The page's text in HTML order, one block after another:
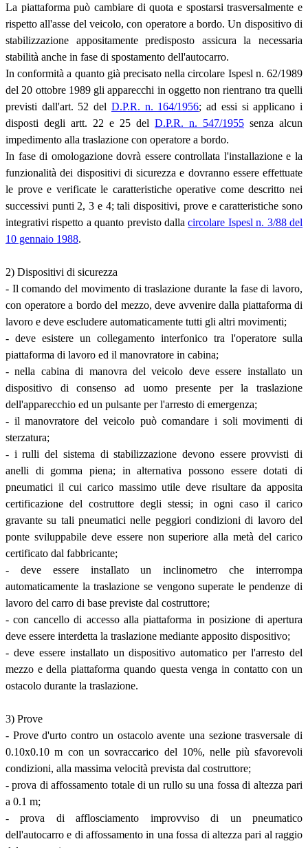
La piattaforma può cambiare di quota e spostarsi trasversalmente e
rispetto all'asse del veicolo, con operatore a bordo. Un dispositivo di
stabilizzazione appositamente predisposto assicura la necessaria
stabilità anche in fase di spostamento dell'autocarro.
In conformità a quanto già precisato nella circolare Ispesl n. 62/1989
del 20 ottobre 1989 gli apparecchi in oggetto non rientrano tra quelli
previsti dall'art. 52 del D.P.R. n. 164/1956; ad essi si applicano i
disposti degli artt. 22 e 25 del D.P.R. n. 547/1955 senza alcun
impedimento alla traslazione con operatore a bordo.
In fase di omologazione dovrà essere controllata l'installazione e la
funzionalità dei dispositivi di sicurezza e dovranno essere effettuate
le prove e verificate le caratteristiche operative come descritto nei
successivi punti 2, 3 e 4; tali dispositivi, prove e caratteristiche sono
integrativi rispetto a quanto previsto dallacircolare Ispesl n. 3/88 del
10 gennaio 1988.
2) Dispositivi di sicurezza
- Il comando del movimento di traslazione durante la fase di lavoro,
con operatore a bordo del mezzo, deve avvenire dalla piattaforma di
lavoro e deve escludere automaticamente tutti gli altri movimenti;
- deve esistere un collegamento interfonico tra l'operatore sulla
piattaforma di lavoro ed il manovratore in cabina;
- nella cabina di manovra del veicolo deve essere installato un
dispositivo di consenso ad uomo presente per la traslazione
dell'apparecchio ed un pulsante per l'arresto di emergenza;
- il manovratore del veicolo può comandare i soli movimenti di
sterzatura;
- i rulli del sistema di stabilizzazione devono essere provvisti di
anelli di gomma piena; in alternativa possono essere dotati di
pneumatici il cui carico massimo utile deve risultare da apposita
certificazione del costruttore degli stessi; in ogni caso il carico
gravante su tali pneumatici nelle peggiori condizioni di lavoro del
ponte sviluppabile deve essere non superiore alla metà del carico
certificato dal fabbricante;
- deve essere installato un inclinometro che interrompa
automaticamente la traslazione se vengono superate le pendenze di
lavoro del carro di base previste dal costruttore;
- con cancello di accesso alla piattaforma in posizione di apertura
deve essere interdetta la traslazione mediante apposito dispositivo;
- deve essere installato un dispositivo automatico per l'arresto del
mezzo e della piattaforma quando questa venga in contatto con un
ostacolo durante la traslazione.
3) Prove
- Prove d'urto contro un ostacolo avente una sezione trasversale di
0.10x0.10 m con un sovraccarico del 10%, nelle più sfavorevoli
condizioni, alla massima velocità prevista dal costruttore;
- prova di affossamento totale di un rullo su una fossa di altezza pari
a 0.1 m;
- prova di afflosciamento improvviso di un pneumatico
dell'autocarro e di affossamento in una fossa di altezza pari al raggio